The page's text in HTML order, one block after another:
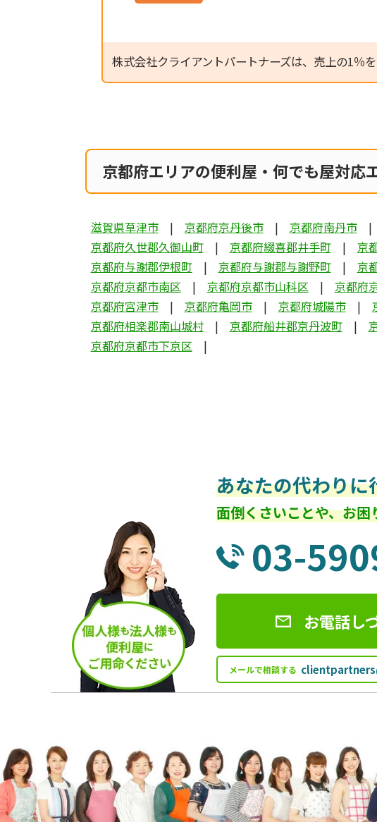
株式会社クライアントパートナーズは、売上の1％
京都府エリアの便利屋・何でも屋対応
滋賀県草津市 京都府京丹後市 京都府南丹市
京都府久世郡久御山町
京都府綴喜郡井手町 京
京都府与謝郡伊根町
京都府与謝郡与謝野町 京
京都府京都市南区
京都府京都市山科区 京都府
京都府宮津市
京都府亀岡市 京都府城陽市
京都府相楽郡南山城村
京都府船井郡京丹波町
京都府京都市下京区
あなたの代わりに
面倒くさいことや、お
03-
お電話し
メールで相談する